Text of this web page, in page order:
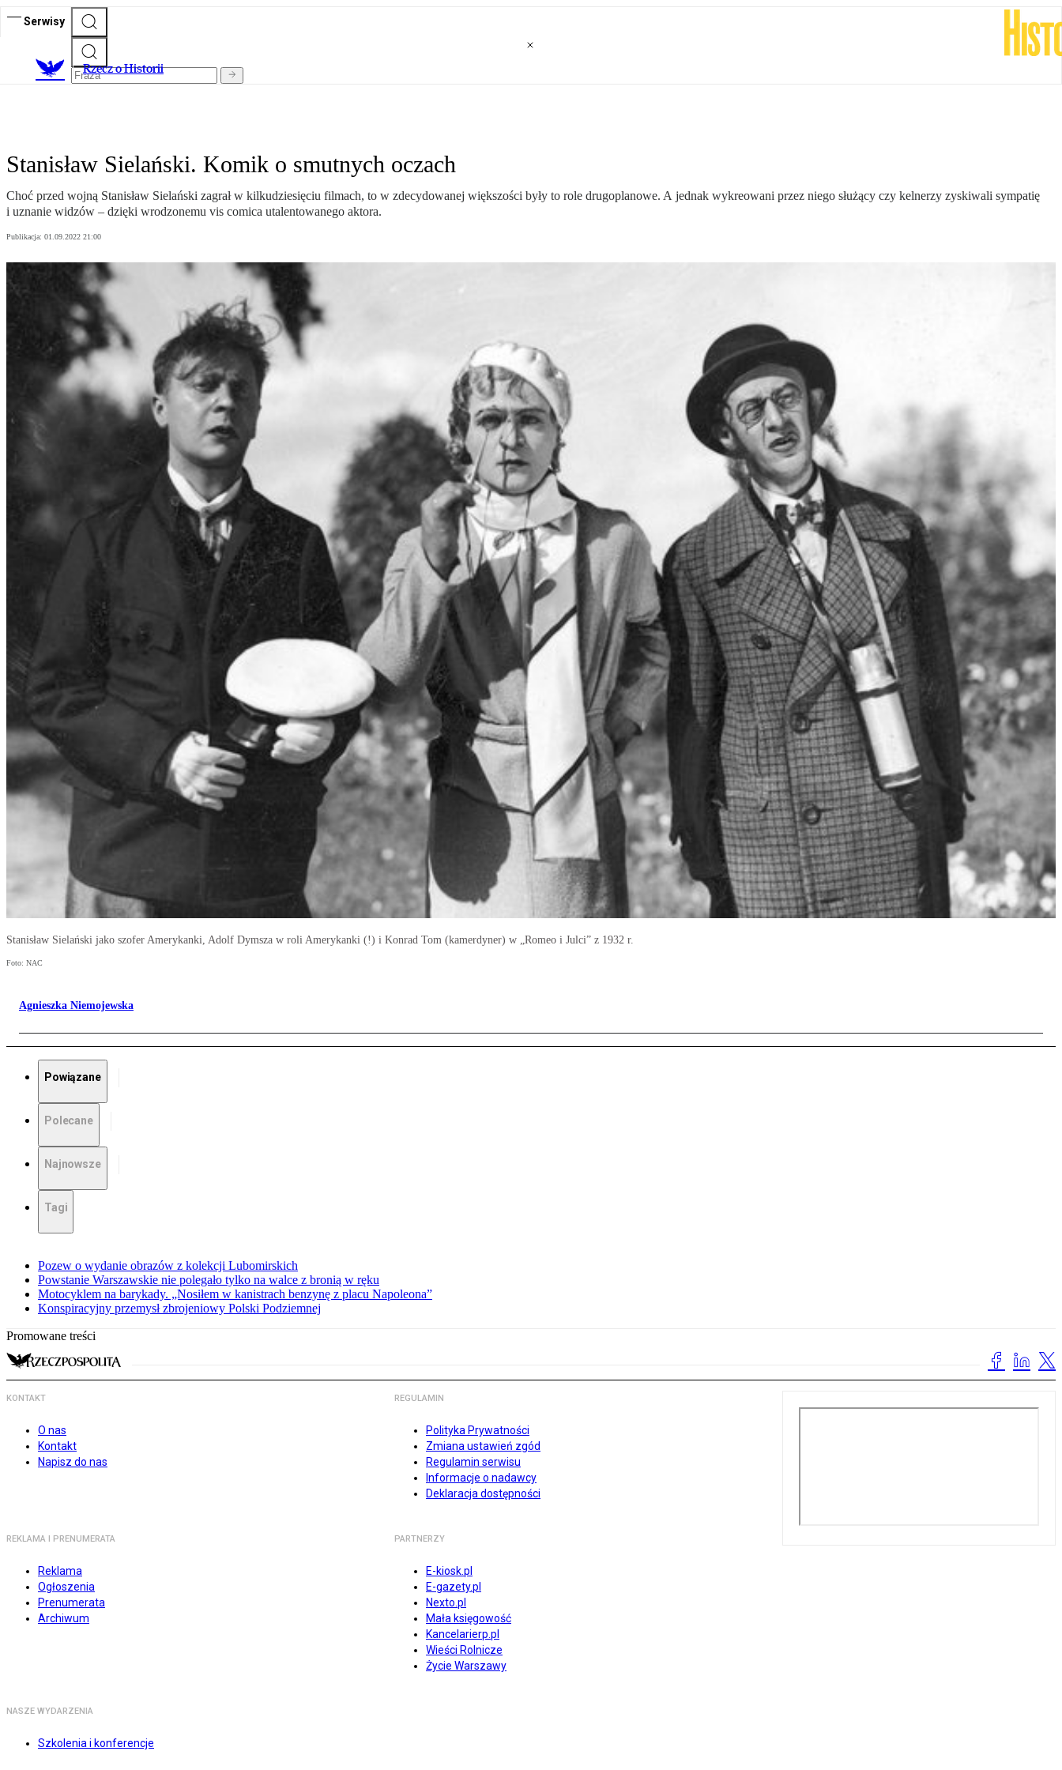
Serwisy
Rzecz o Historii
Stanisław Sielański. Komik o smutnych oczach
Choć przed wojną Stanisław Sielański zagrał w kilkudziesięciu filmach, to w zdecydowanej większości były to role drugoplanowe. A jednak wykreowani przez niego służący czy kelnerzy zyskiwali sympatię
i uznanie widzów – dzięki wrodzonemu vis comica utalentowanego aktora.
Publikacja: 01.09.2022 21:00
Stanisław Sielański jako szofer Amerykanki, Adolf Dymsza w roli Amerykanki (!) i Konrad Tom (kamerdyner) w „Romeo i Julci” z 1932 r.
Foto: NAC
Agnieszka Niemojewska
Powiązane
Polecane
Najnowsze
Tagi
Pozew o wydanie obrazów z kolekcji Lubomirskich
Powstanie Warszawskie nie polegało tylko na walce z bronią w ręku
Motocyklem na barykady. „Nosiłem w kanistrach benzynę z placu Napoleona”
Konspiracyjny przemysł zbrojeniowy Polski Podziemnej
Promowane treści
KONTAKT
O nas
Kontakt
Napisz do nas
REGULAMIN
Polityka Prywatności
Zmiana ustawień zgód
Regulamin serwisu
Informacje o nadawcy
Deklaracja dostępności
REKLAMA I PRENUMERATA
Reklama
Ogłoszenia
Prenumerata
Archiwum
PARTNERZY
E-kiosk.pl
E-gazety.pl
Nexto.pl
Mała księgowość
Kancelarierp.pl
Wieści Rolnicze
Życie Warszawy
NASZE WYDARZENIA
Szkolenia i konferencje